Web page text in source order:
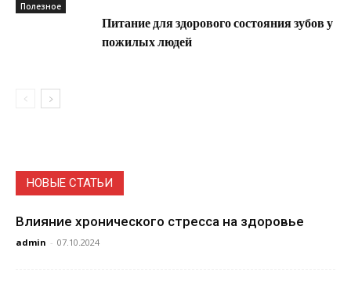
Полезное
Питание для здорового состояния зубов у
пожилых людей
НОВЫЕ СТАТЬИ
Влияние хронического стресса на здоровье
admin - 07.10.2024